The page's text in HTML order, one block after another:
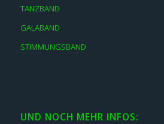
TANZBAND
GALABAND
STIMMUNGSBAND
UND NOCH MEHR INFOS: